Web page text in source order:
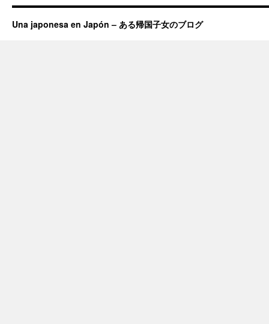
Una japonesa en Japón – ある帰国子女のブログ